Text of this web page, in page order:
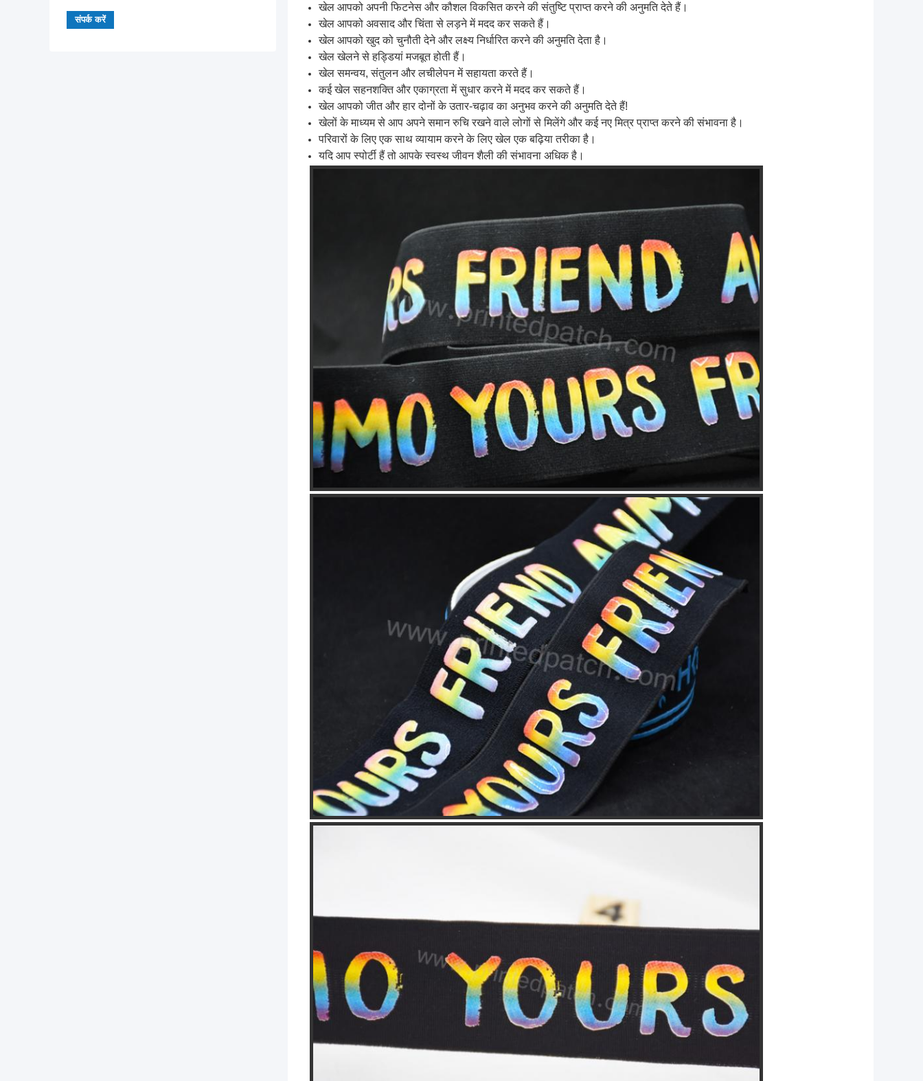
खेल आपको अपनी फिटनेस और कौशल विकसित करने की संतुष्टि प्राप्त करने की अनुमति देते हैं।
खेल आपको अवसाद और चिंता से लड़ने में मदद कर सकते हैं।
खेल आपको खुद को चुनौती देने और लक्ष्य निर्धारित करने की अनुमति देता है।
खेल खेलने से हड्डियां मजबूत होती हैं।
खेल समन्वय, संतुलन और लचीलेपन में सहायता करते हैं।
कई खेल सहनशक्ति और एकाग्रता में सुधार करने में मदद कर सकते हैं।
खेल आपको जीत और हार दोनों के उतार-चढ़ाव का अनुभव करने की अनुमति देते हैं!
खेलों के माध्यम से आप अपने समान रुचि रखने वाले लोगों से मिलेंगे और कई नए मित्र प्राप्त करने की संभावना है।
परिवारों के लिए एक साथ व्यायाम करने के लिए खेल एक बढ़िया तरीका है।
यदि आप स्पोर्टी हैं तो आपके स्वस्थ जीवन शैली की संभावना अधिक है।